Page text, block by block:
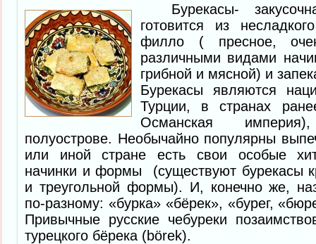
Бурекасы-
готовится из
филло ( пресное,
различными видами
грибной и мясной) и
Бурекасы являются
Турции, в странах
Османская
полуострове. Необычайно популярны
или иной стране есть свои особые
начинки и формы (существуют бурекасы
и треугольной формы). И, конечно же,
по-разному: «бурка» «бёрек», «бурег,
Привычные русские чебуреки
турецкого бёрека (börek).